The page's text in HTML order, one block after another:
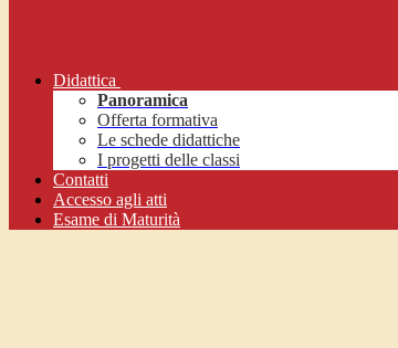
Didattica
Panoramica
Offerta formativa
Le schede didattiche
I progetti delle classi
Contatti
Accesso agli atti
Esame di Maturità